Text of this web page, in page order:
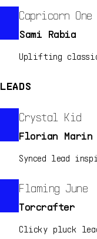
Capricorn One
Sami Rabia
Uplifting classic
LEADS
Crystal Kid
Florian Marin
Synced lead
Flaming June
Torcrafter
Clicky pluck